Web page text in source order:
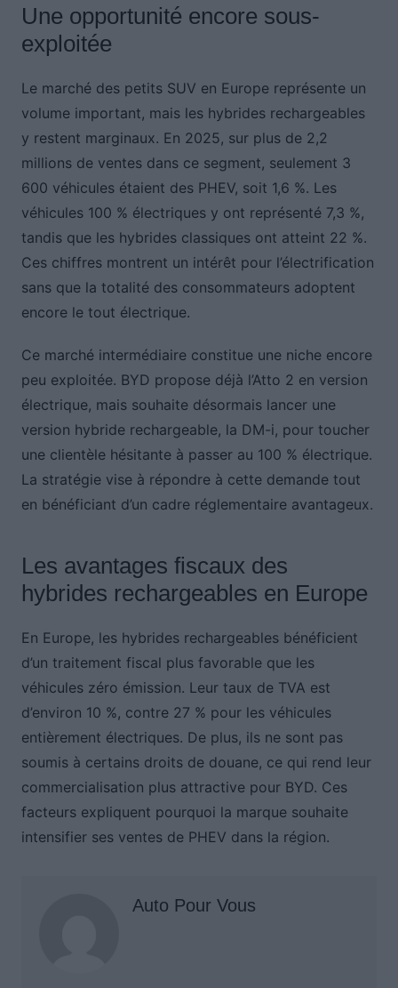
Une opportunité encore sous-
exploitée
Le marché des petits SUV en Europe représente un
volume important, mais les hybrides rechargeables
y restent marginaux. En 2025, sur plus de 2,2
millions de ventes dans ce segment, seulement 3
600 véhicules étaient des PHEV, soit 1,6 %. Les
véhicules 100 % électriques y ont représenté 7,3 %,
tandis que les hybrides classiques ont atteint 22 %.
Ces chiffres montrent un intérêt pour l’électrification
sans que la totalité des consommateurs adoptent
encore le tout électrique.
Ce marché intermédiaire constitue une niche encore
peu exploitée. BYD propose déjà l’Atto 2 en version
électrique, mais souhaite désormais lancer une
version hybride rechargeable, la DM-i, pour toucher
une clientèle hésitante à passer au 100 % électrique.
La stratégie vise à répondre à cette demande tout
en bénéficiant d’un cadre réglementaire avantageux.
Les avantages fiscaux des
hybrides rechargeables en Europe
En Europe, les hybrides rechargeables bénéficient
d’un traitement fiscal plus favorable que les
véhicules zéro émission. Leur taux de TVA est
d’environ 10 %, contre 27 % pour les véhicules
entièrement électriques. De plus, ils ne sont pas
soumis à certains droits de douane, ce qui rend leur
commercialisation plus attractive pour BYD. Ces
facteurs expliquent pourquoi la marque souhaite
intensifier ses ventes de PHEV dans la région.
Auto Pour Vous